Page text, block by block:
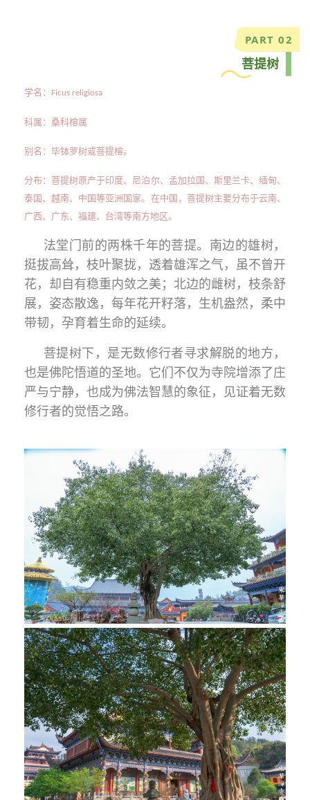
PART 02
菩提树
学名： Ficus religiosa
科属：桑科榕属
别名：毕钵罗树或菩提榕。
分布：菩提树原产于印度、尼泊尔、孟加拉国、斯里兰卡、缅甸、
泰国、越南、中国等亚洲国家。在中国，菩提树主要分布于云南、
广西、广东、福建、台湾等南方地区。
法堂门前的两株千年的菩提。南边的雄树，
挺拔高耸，枝叶聚拢，透着雄浑之气，虽不曾开
花，却自有稳重内敛之美；北边的雌树，枝条舒
展，姿态散逸，每年花开籽落，生机盎然，柔中
带韧，孕育着生命的延续。
菩提树下，是无数修行者寻求解脱的地方，
也是佛陀悟道的圣地。它们不仅为寺院增添了庄
严与宁静，也成为佛法智慧的象征，见证着无数
修行者的觉悟之路。